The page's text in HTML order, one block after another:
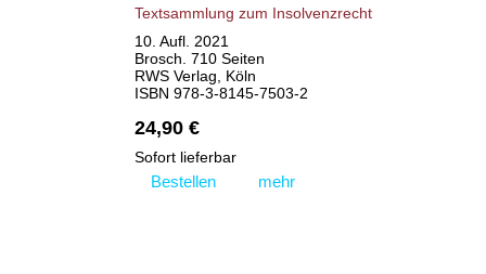
Textsammlung zum Insolvenzrecht
10. Aufl. 2021
Brosch. 710 Seiten
RWS Verlag, Köln
ISBN 978-3-8145-7503-2
24,90 €
Sofort lieferbar
Bestellen mehr